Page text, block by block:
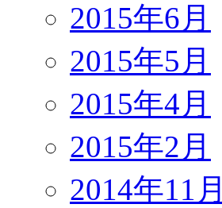
2015年6月
2015年5月
2015年4月
2015年2月
2014年11月